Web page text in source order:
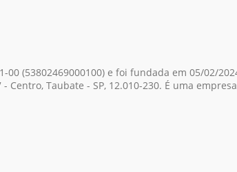
00 (53802469000100) e foi fundada em 05/02/
Taubate - SP, 12.010-230. É uma